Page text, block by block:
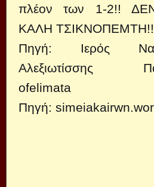
πλέον των 1-2!!
ΚΑΛΗ
Πηγή: Ιερός
Αλεξιωτίσσης
ofelimata
Πηγή: